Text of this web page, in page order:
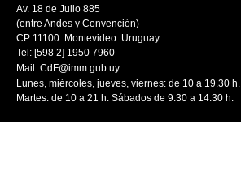
Av. 18 de Julio 885
(entre Andes y Convención)
CP 11100. Montevideo. Uruguay
Tel: [598 2] 1950 7960
Mail: CdF@imm.gub.uy
Lunes, miércoles, jueves, viernes: de 10 a 19.30 h.
Martes: de 10 a 21 h. Sábados de 9.30 a 14.30 h.